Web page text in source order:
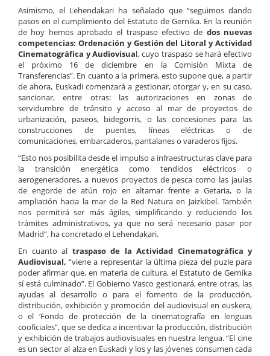
Asimismo, el Lehendakari ha señalado que “seguimos dando
pasos en el cumplimiento del Estatuto de Gernika. En la reunión
de hoy hemos aprobado el traspaso efectivo de dos nuevas
competencias: Ordenación y Gestión del Litoral y Actividad
Cinematográfica y Audiovisual, cuyo traspaso se hará efectivo
el próximo 16 de diciembre en la Comisión Mixta de
Transferencias”. En cuanto a la primera, esto supone que, a partir
de ahora, Euskadi comenzará a gestionar, otorgar y, en su caso,
sancionar, entre otras: las autorizaciones en zonas de
servidumbre de tránsito y acceso al mar de proyectos de
urbanización, paseos, bidegorris, o las concesiones para las
construcciones de puentes, líneas eléctricas o de
comunicaciones, embarcaderos, pantalanes o varaderos fijos.
“Esto nos posibilita desde el impulso a infraestructuras clave para
la transición energética como tendidos eléctricos o
aerogeneradores, a nuevos proyectos de pesca como las jaulas
de engorde de atún rojo en altamar frente a Getaria, o la
ampliación hacia la mar de la Red Natura en Jaizkibel. También
nos permitirá ser más ágiles, simplificando y reduciendo los
trámites administrativos, ya que no será necesario pasar por
Madrid”, ha concretado el Lehendakari.
En cuanto al traspaso de la Actividad Cinematográfica y
Audiovisual, “viene a representar la última pieza del puzle para
poder afirmar que, en materia de cultura, el Estatuto de Gernika
sí está culminado”. El Gobierno Vasco gestionará, entre otras, las
ayudas al desarrollo o para el fomento de la producción,
distribución, exhibición y promoción del audiovisual en euskera,
o el ‘Fondo de protección de la cinematografía en lenguas
cooficiales”, que se dedica a incentivar la producción, distribución
y exhibición de trabajos audiovisuales en nuestra lengua. “El cine
es un sector al alza en Euskadi y los y las jóvenes consumen cada